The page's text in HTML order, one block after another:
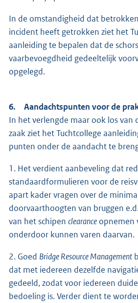
In de omstandigheid dat
incident heeft getrokken ziet het
aanleiding te bepalen dat de
vaarbevoegdheid gedeeltelijk
opgelegd.
6. Aandachtspunten voor de
In het verlengde maar ook los van
zaak ziet het Tuchtcollege
punten onder de aandacht te
1. Het verdient aanbeveling dat
standaardformulieren voor de
apart kader vragen over de
doorvaarthoogten van bruggen
van het schipen clearance opnemen
onderdoor kunnen varen daarvan.
2. Goed Bridge Resource Management
dat met iedereen dezelfde
gedeeld, zodat voor iedereen
bedoeling is. Verder dient te